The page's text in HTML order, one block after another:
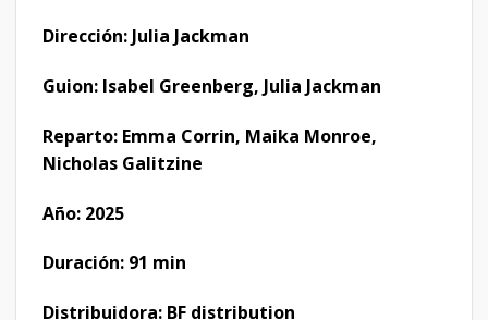
Dirección: Julia Jackman
Guion: Isabel Greenberg, Julia Jackman
Reparto: Emma Corrin, Maika Monroe,
Nicholas Galitzine
Año: 2025
Duración: 91 min
Distribuidora: BF distribution